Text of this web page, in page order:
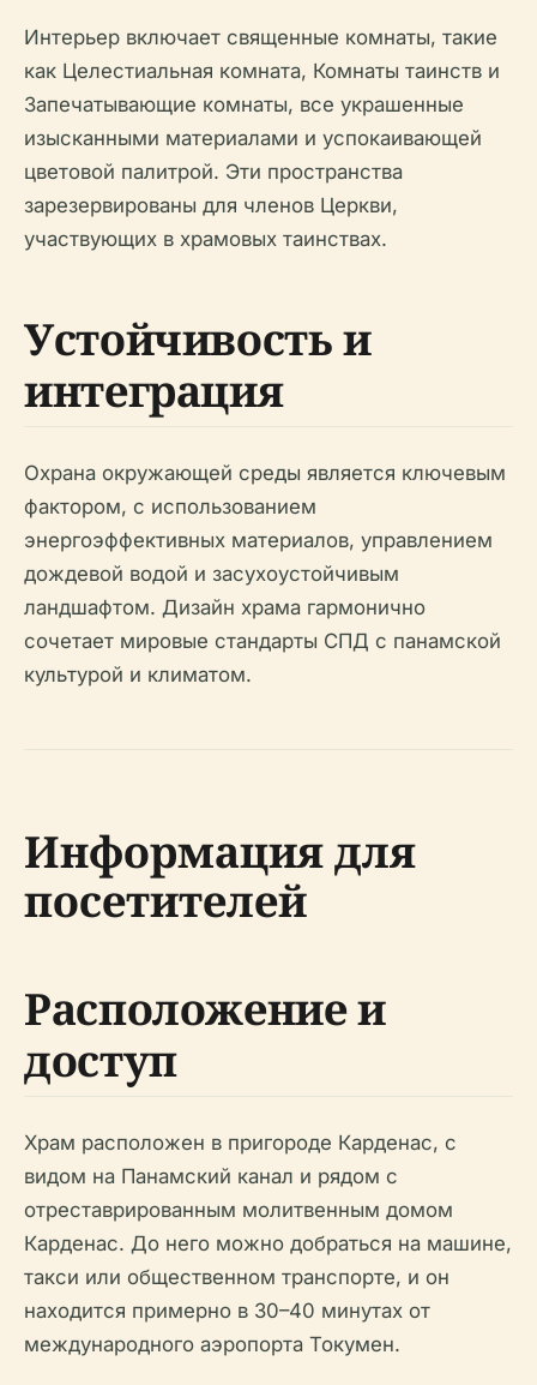
Интерьер включает священные комнаты, такие
как Целестиальная комната, Комнаты таинств и
Запечатывающие комнаты, все украшенные
изысканными материалами и успокаивающей
цветовой палитрой. Эти пространства
зарезервированы для членов Церкви,
участвующих в храмовых таинствах.
Устойчивость и
интеграция
Охрана окружающей среды является ключевым
фактором, с использованием
энергоэффективных материалов, управлением
дождевой водой и засухоустойчивым
ландшафтом. Дизайн храма гармонично
сочетает мировые стандарты СПД с панамской
культурой и климатом.
Информация для
посетителей
Расположение и
доступ
Храм расположен в пригороде Карденас, с
видом на Панамский канал и рядом с
отреставрированным молитвенным домом
Карденас. До него можно добраться на машине,
такси или общественном транспорте, и он
находится примерно в 30–40 минутах от
международного аэропорта Токумен.